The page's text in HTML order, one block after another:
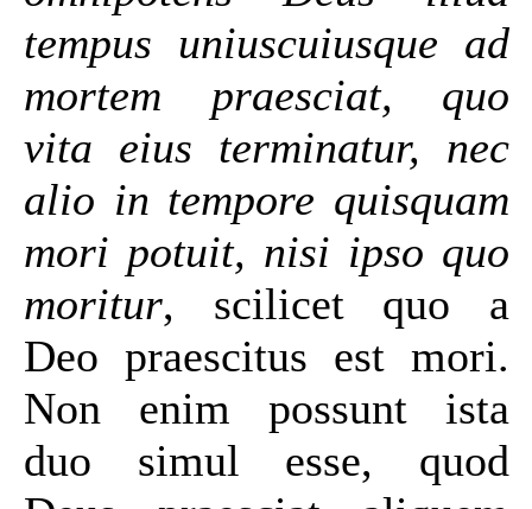
tempus uniuscuiusque ad
mortem praesciat, quo
vita eius terminatur, nec
alio in tempore quisquam
mori potuit, nisi ipso quo
moritur, scilicet quo a
Deo praescitus est mori.
Non enim possunt ista
duo simul esse, quod